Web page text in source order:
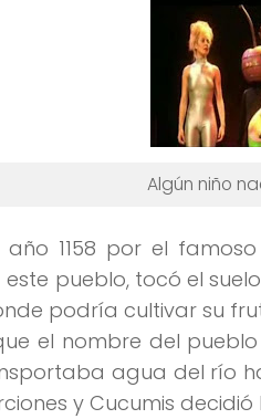
Algún niño
1158 por el
pueblo, tocó el
podría cultivar su
el nombre del
agua del río
y Cucumis